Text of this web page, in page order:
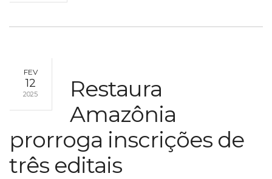
FEV
12
2025
Restaura
Amazônia
prorroga inscrições de
três editais